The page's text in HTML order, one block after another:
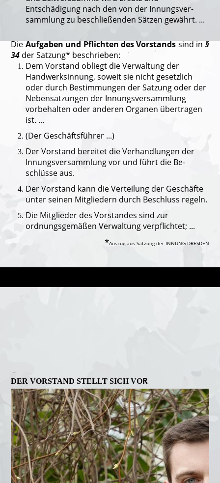
Entschädigung nach den von der Innungsver­
sammlung zu beschließenden Sätzen gewährt. ...
DieAufgaben und Pflichten des Vorstandssind in §
34 der Satzung* beschrieben:
Dem Vorstand obliegt die Verwaltung der
Handwerksinnung, soweit sie nicht gesetzlich
oder durch Bestimmungen der Satzung oder der
Nebensatzungen der Innungsversammlung
vorbehalten oder anderen Organen übertragen
ist. ...
(Der Geschäftsführer ...)
Der Vorstand bereitet die Verhandlungen der
Innungsversammlung vor und führt die Be­
schlüsse aus.
Der Vorstand kann die Verteilung der Geschäfte
unter seinen Mitgliedern durch Be­schluss regeln.
Die Mitglieder des Vorstandes sind zur
ordnungsgemäßen Verwaltung verpflichtet; ...
*Auszug aus Satzung der INNUNG DRESDEN
DER VORSTAND STELLT SICH VOR